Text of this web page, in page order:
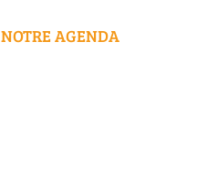
NOTRE AGENDA